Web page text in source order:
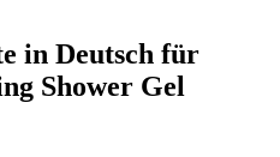
in Deutsch für
Shower Gel